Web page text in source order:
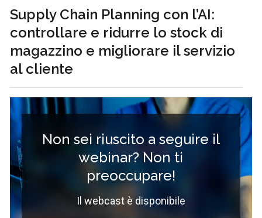
Supply Chain Planning con l’AI:
controllare e ridurre lo stock di
magazzino e migliorare il servizio
al cliente
Non sei riuscito a seguire il
webinar? Non ti
preoccupare!
Il webcast è disponibile